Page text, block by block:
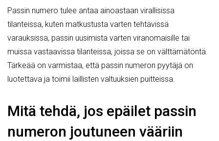
Passin numero tulee antaa ainoastaan virallisissa
tilanteissa, kuten matkustusta varten tehtävissä
varauksissa, passin uusimista varten viranomaisille tai
muissa vastaavissa tilanteissa, joissa se on välttämätöntä.
Tärkeää on varmistaa, että passin numeron pyytäjä on
luotettava ja toimii laillisten valtuuksien puitteissa.
Mitä tehdä, jos epäilet passin
numeron joutuneen vääriin